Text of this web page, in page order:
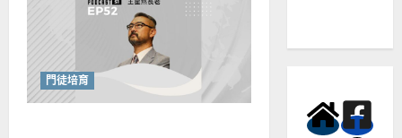
和
宣
教
在
門徒培育